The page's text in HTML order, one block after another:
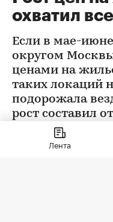
охватил
Если в мае-
округом
ценами на
таких локаций
подорожала
рост составил
Лента